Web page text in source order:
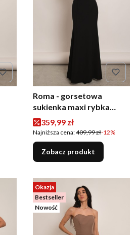
Roma - gorsetowa
sukienka maxi rybka
czarna
Cena promocyjna
359,99 zł
Najniższa cena:409,99 zł-12%
Zobacz produkt
Okazja
Bestseller
Nowość